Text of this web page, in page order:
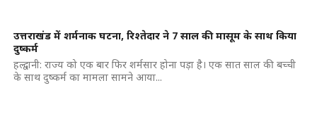
उत्तराखंड में शर्मनाक घटना, रिश्तेदार ने 7 साल की मासूम के साथ किया
दुष्कर्म
हल्द्वानी: राज्य को एक बार फिर शर्मसार होना पड़ा है। एक सात साल की बच्ची
के साथ दुष्कर्म का मामला सामने आया...